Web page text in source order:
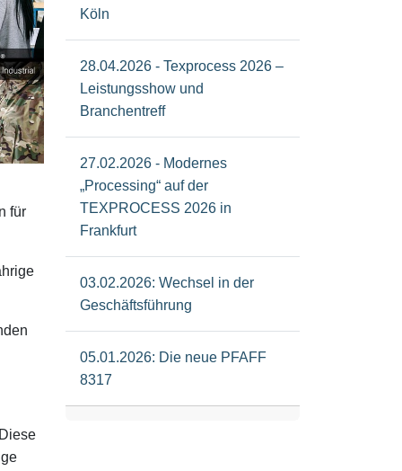
für
Köln
28.04.2026 - Texprocess 2026 –
Leistungsshow und
Branchentreff
27.02.2026 - Modernes
„Processing“ auf der
TEXPROCESS 2026 in
Frankfurt
03.02.2026: Wechsel in der
Geschäftsführung
05.01.2026: Die neue PFAFF
8317